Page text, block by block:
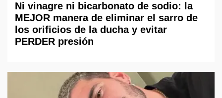
Ni vinagre ni bicarbonato de sodio: la
MEJOR manera de eliminar el sarro de
los orificios de la ducha y evitar
PERDER presión